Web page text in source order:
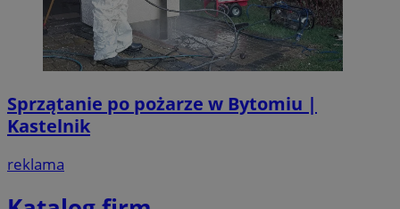
Sprzątanie po pożarze w Bytomiu |
Kastelnik
reklama